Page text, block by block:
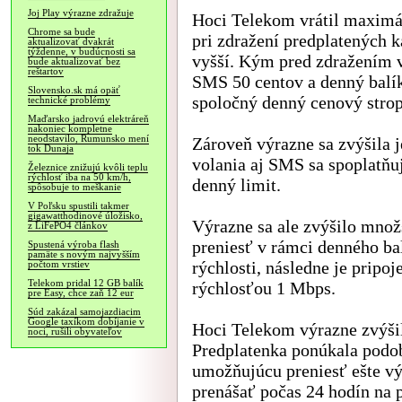
Joj Play výrazne zdražuje
Chrome sa bude
aktualizovať dvakrát
týždenne, v budúcnosti sa
bude aktualizovať bez
reštartov
Slovensko.sk má opäť
technické problémy
Maďarsko jadrovú elektráreň
nakoniec kompletne
neodstavilo, Rumunsko mení
tok Dunaja
Železnice znižujú kvôli teplu
rýchlosť iba na 50 km/h,
spôsobuje to meškanie
V Poľsku spustili takmer
gigawatthodinové úložisko,
z LiFePO4 článkov
Spustená výroba flash
pamäte s novým najvyšším
počtom vrstiev
Telekom pridal 12 GB balík
pre Easy, chce zaň 12 eur
Súd zakázal samojazdiacim
Google taxíkom dobíjanie v
noci, rušili obyvateľov
Hoci Telekom vrátil
pri zdražení predplatených
vyšší. Kým pred zdražením
SMS 50 centov a denný
spoločný denný cenový
Zároveň výrazne sa zvýšila
volania aj SMS sa
denný limit.
Výrazne sa ale zvýšilo
preniesť v rámci denného
rýchlosti, následne je
rýchlosťou 1 Mbps.
Hoci Telekom výrazne
Predplatenka ponúkala
umožňujúcu preniesť ešte
prenášať počas 24 hodín